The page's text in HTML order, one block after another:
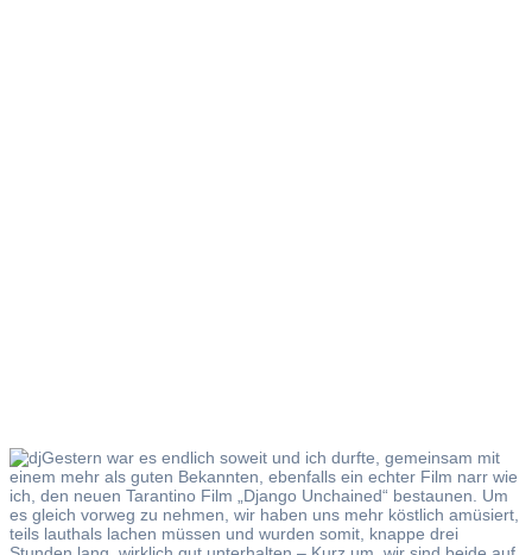
Gestern war es endlich soweit und ich durfte, gemeinsam mit
einem mehr als guten Bekannten, ebenfalls ein echter Film narr wie
ich, den neuen Tarantino Film „Django Unchained“ bestaunen. Um
es gleich vorweg zu nehmen, wir haben uns mehr köstlich amüsiert,
teils lauthals lachen müssen und wurden somit, knappe drei